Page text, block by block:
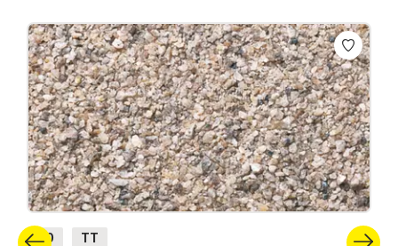
Produktgalerie überspringen
H0
TT